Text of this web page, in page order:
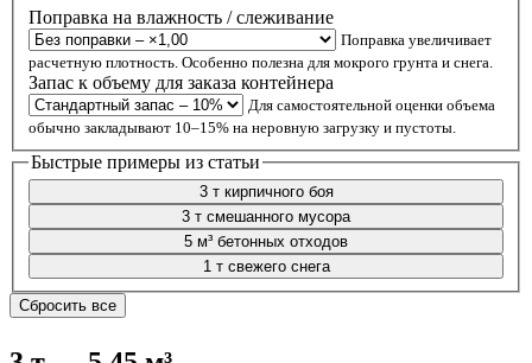
Поправка на влажность / слеживание
Поправка увеличивает
расчетную плотность. Особенно полезна для мокрого грунта и снега.
Запас к объему для заказа контейнера
Для самостоятельной оценки объема
обычно закладывают 10–15% на неровную загрузку и пустоты.
Быстрые примеры из статьи
3 т кирпичного боя
3 т смешанного мусора
5 м³ бетонных отходов
1 т свежего снега
Сбросить все